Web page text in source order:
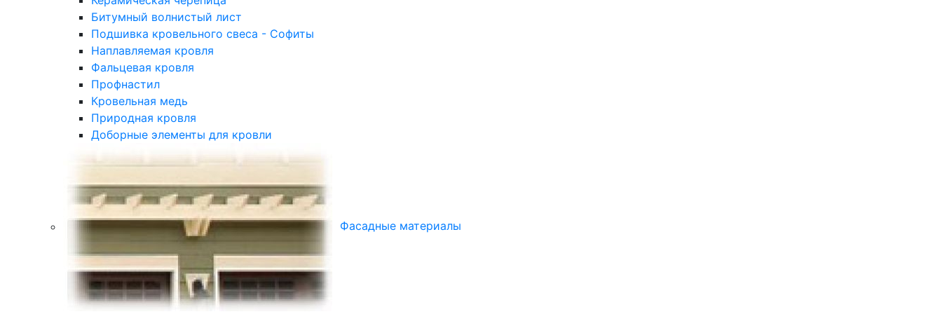
Битумный волнистый лист
Подшивка кровельного свеса - Софиты
Наплавляемая кровля
Фальцевая кровля
Профнастил
Кровельная медь
Природная кровля
Доборные элементы для кровли
Фасадные материалы